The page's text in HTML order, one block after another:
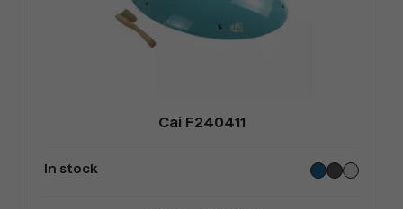
Cai F240411
In stock